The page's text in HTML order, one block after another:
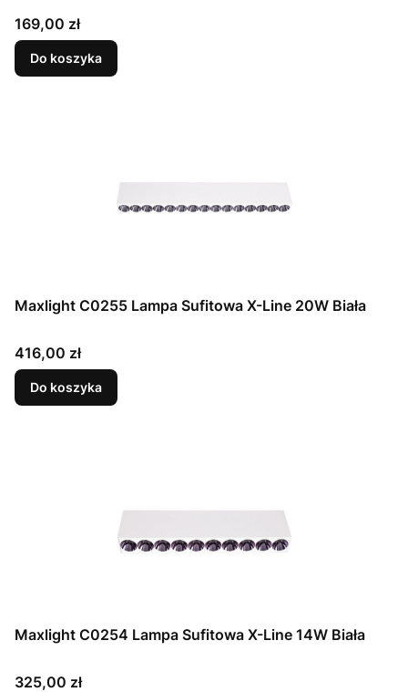
Cena
169,00 zł
Do koszyka
Maxlight C0255 Lampa Sufitowa X-Line 20W Biała
Cena
416,00 zł
Do koszyka
Maxlight C0254 Lampa Sufitowa X-Line 14W Biała
Cena
325,00 zł